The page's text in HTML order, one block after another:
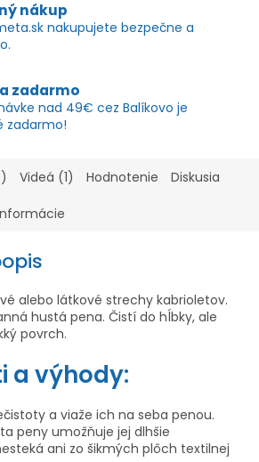
nákup
nakupujete bezpečne a
zadarmo
nad 49€ cez Balíkovo je
zadarmo!
Videá (1) Hodnotenie Diskusia
alebo látkové strechy kabrioletov.
hustá pena. Čistí do hĺbky, ale
povrch.
a výhody:
a viaže ich na seba penou.
peny umožňuje jej dlhšie
ani zo šikmých plôch textilnej